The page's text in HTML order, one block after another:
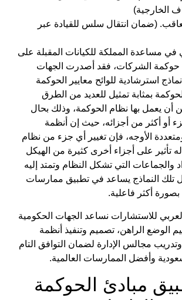
الخارجية)
(ضمان انتقال سلس للقيادة عبر
في مساعدة المملكة للكيانات المقبلة على
الشركات، فقد أصدرت الجهات
نماذج استرشادية للوائح معايير الحوكمة
بمثابة تمثيل للعديد من الطرق
أن يعمل بها نظام الحوكمة، وذلك بحال
أو أكثر من أجزائه، حيث إن أنظمة
الأوجه، فإن تغيير أي جزء من نظام
تأثير على أجزاء أخرى كثيرة من الهيكل
والجماعات التي تشكل النظام وتمتد إليه
تلك النماذج يساعد في تطبيق ممارسات
أكثر فاعلية.
للاستشارات نساعد الجهات الحكومية
الوضع الراهن، تصميم وتنفيذ أنظمة
مجالس الإدارة لضمان التوافق التام
وأفضل الممارسات العالمية.
مبادئ الحوكمة